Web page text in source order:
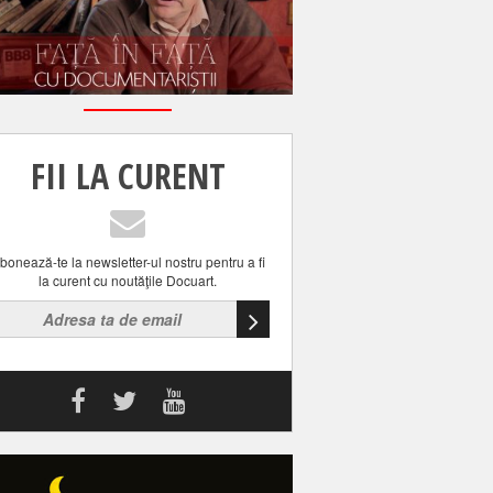
FII LA CURENT
te la newsletter-ul nostru pentru a fi
la curent cu noutăţile Docuart.